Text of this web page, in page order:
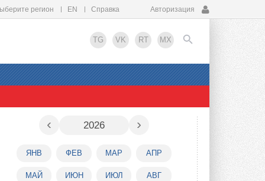
регион EN Справка Авторизация
TG VK RT MX
EN
‹ 2026 ›
ЯНВ ФЕВ МАР АПР
МАЙ ИЮН ИЮЛ АВГ